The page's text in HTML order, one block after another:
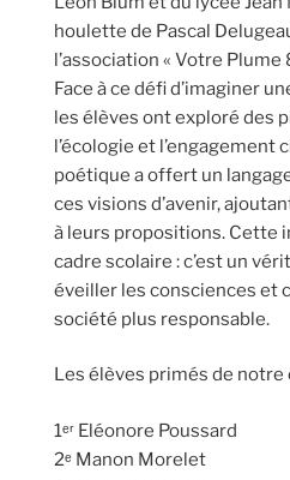
houlette de Pascal
l’association « Votre Plume
Face à ce défi d’imaginer
les élèves ont exploré des
l’écologie et l’engagement
poétique a offert un
ces visions d’avenir,
à leurs propositions. Cette
cadre scolaire : c’est un
éveiller les consciences et
société plus responsable.
Les élèves primés de
1ᵉʳ Eléonore Poussard
2ᵉ Manon Morelet